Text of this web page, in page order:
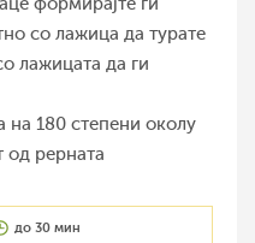
формирајте ги
со лажица да турате
лажицата да ги
на 180 степени околу
од рерната
до 30 мин